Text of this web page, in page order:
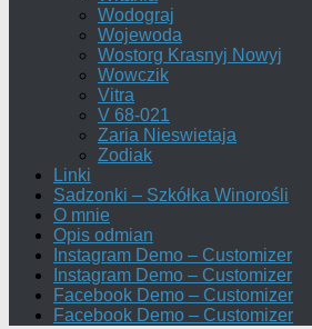
Wodograj
Wojewoda
Wostorg Krasnyj Nowyj
Wowczik
Vitra
V 68-021
Zaria Nieswietaja
Zodiak
Linki
Sadzonki – Szkółka Winorośli
O mnie
Opis odmian
Instagram Demo – Customizer
Instagram Demo – Customizer
Facebook Demo – Customizer
Facebook Demo – Customizer